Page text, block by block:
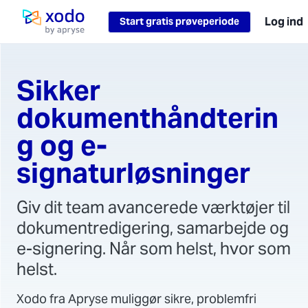
Hjemmeside Start gratis prøveperiode Log ind
Sikker
dokumenthåndterin
g og e-
signaturløsninger
Giv dit team avancerede værktøjer til
dokumentredigering, samarbejde og
e-signering. Når som helst, hvor som
helst.
Xodo fra Apryse muliggør sikre, problemfri